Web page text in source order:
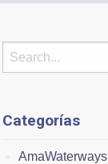
Categorías
AmaWaterways